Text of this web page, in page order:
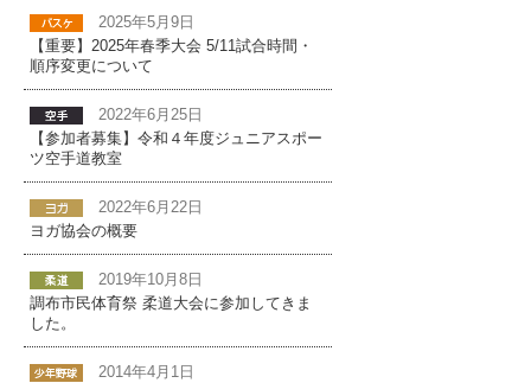
2025年5月9日
【重要】2025年春季大会 5/11試合時間・
順序変更について
2022年6月25日
【参加者募集】令和４年度ジュニアスポー
ツ空手道教室
2022年6月22日
ヨガ協会の概要
2019年10月8日
調布市民体育祭 柔道大会に参加してきま
した。
2014年4月1日